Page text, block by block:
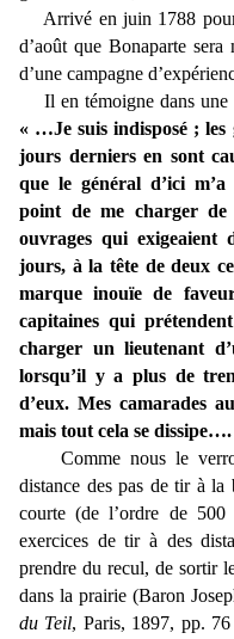
Arrivé en juin 1788 pour
d’août que Bonaparte
d’une campagne
Il en témoigne dans une
« …Je suis indisposé ; les
jours derniers en sont
que le général d’ici
point de me charger de
ouvrages qui exigeaient
jours, à la tête de deux
marque inouïe de
capitaines qui
charger un lieutenant
lorsqu’il y a plus de
d’eux. Mes camarades
mais tout cela se dissipe….
Comme nous le
distance des pas de tir à
courte (de l’ordre de
exercices de tir à des
prendre du recul, de sortir
dans la prairie (Baron
du Teil, Paris, 1897, pp.